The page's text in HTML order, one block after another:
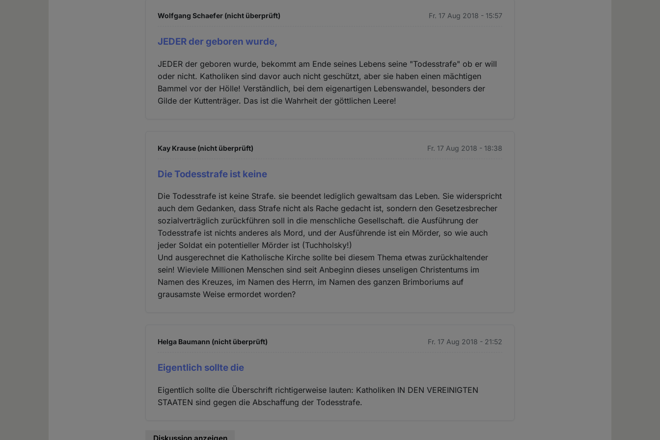
Wolfgang Schaefer (nicht überprüft) Fr. 17 Aug 2018 - 15:57
JEDER der geboren wurde,
JEDER der geboren wurde, bekommt am Ende seines Lebens seine "Todesstrafe" ob er will
oder nicht. Katholiken sind davor auch nicht geschützt, aber sie haben einen mächtigen
Bammel vor der Hölle! Verständlich, bei dem eigenartigen Lebenswandel, besonders der
Gilde der Kuttenträger. Das ist die Wahrheit der göttlichen Leere!
Kay Krause (nicht überprüft) Fr. 17 Aug 2018 - 18:38
Die Todesstrafe ist keine
Die Todesstrafe ist keine Strafe. sie beendet lediglich gewaltsam das Leben. Sie widerspricht
auch dem Gedanken, dass Strafe nicht als Rache gedacht ist, sondern den Gesetzesbrecher
sozialverträglich zurückführen soll in die menschliche Gesellschaft. die Ausführung der
Todesstrafe ist nichts anderes als Mord, und der Ausführende ist ein Mörder, so wie auch
jeder Soldat ein potentieller Mörder ist (Tuchholsky!)
Und ausgerechnet die Katholische Kirche sollte bei diesem Thema etwas zurückhaltender
sein! Wieviele Millionen Menschen sind seit Anbeginn dieses unseligen Christentums im
Namen des Kreuzes, im Namen des Herrn, im Namen des ganzen Brimboriums auf
grausamste Weise ermordet worden?
Helga Baumann (nicht überprüft) Fr. 17 Aug 2018 - 21:52
Eigentlich sollte die
Eigentlich sollte die Überschrift richtigerweise lauten: Katholiken IN DEN VEREINIGTEN
STAATEN sind gegen die Abschaffung der Todesstrafe.